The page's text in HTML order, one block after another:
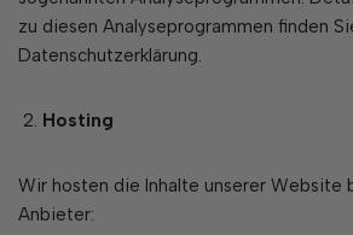
zu diesen Analyseprogrammen finden
Datenschutzerklärung.
Hosting
Wir hosten die Inhalte unserer Website
Anbieter: